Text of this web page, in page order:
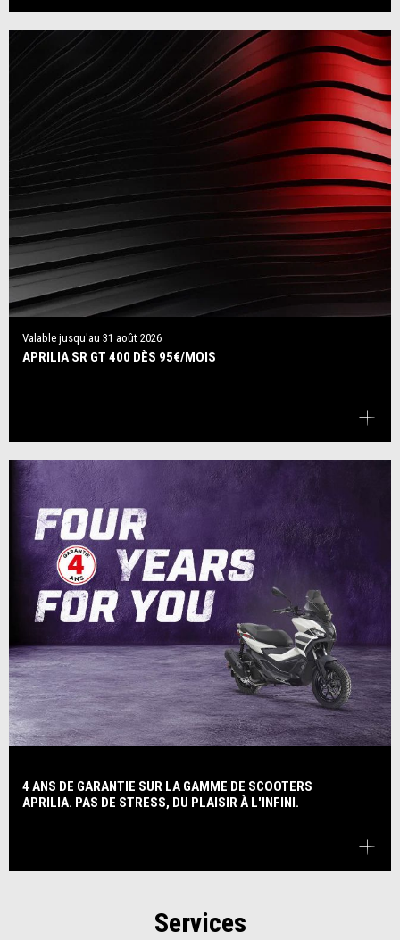
Valable jusqu'au 31 août 2026
APRILIA SR GT 400 DÈS 95€/MOIS
4 ANS DE GARANTIE SUR LA GAMME DE SCOOTERS
APRILIA. PAS DE STRESS, DU PLAISIR À L'INFINI.
Services